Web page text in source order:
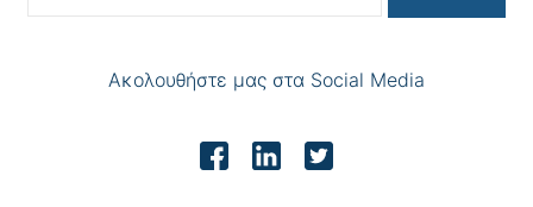
Ακολουθήστε μας στα Social Media